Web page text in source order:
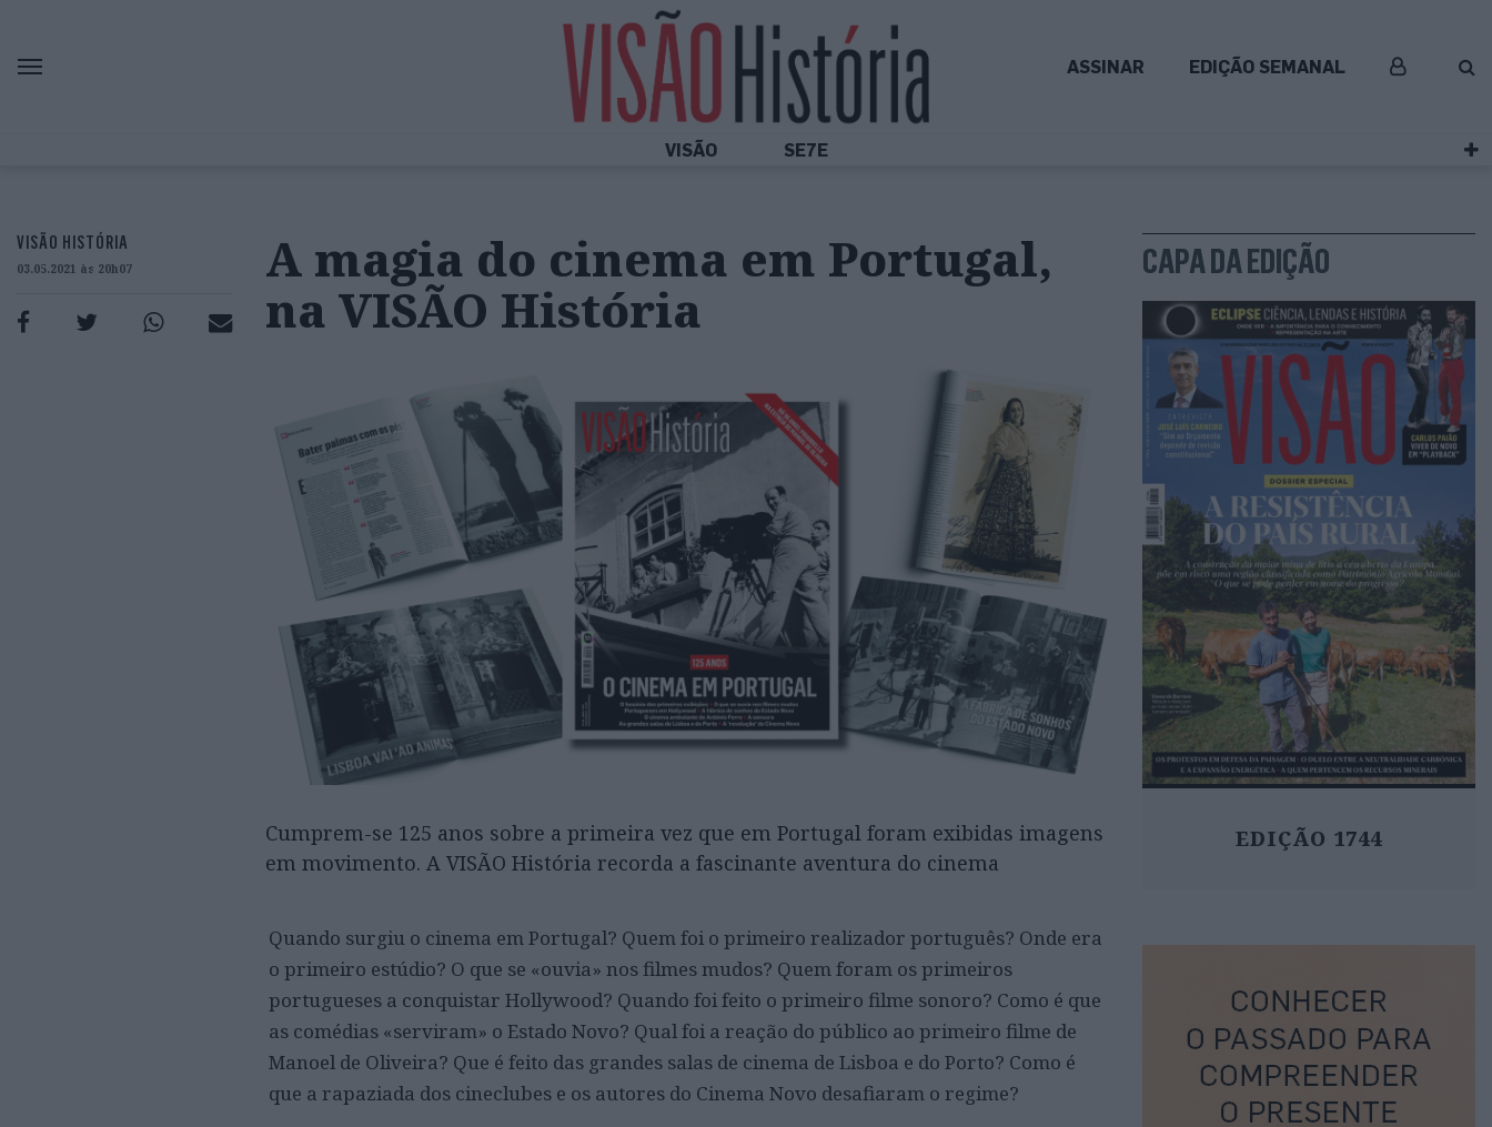
ASSINAR EDIÇÃO SEMANAL
VISÃO SE7E
VISÃO HISTÓRIA
03.05.2021 às 20h07
A magia do cinema em Portugal,
na VISÃO História
Cumprem-se 125 anos sobre a primeira vez que em Portugal foram exibidas imagens
em movimento. A VISÃO História recorda a fascinante aventura do cinema
Quando surgiu o cinema em Portugal? Quem foi o primeiro realizador português? Onde era
o primeiro estúdio? O que se «ouvia» nos filmes mudos? Quem foram os primeiros
portugueses a conquistar Hollywood? Quando foi feito o primeiro filme sonoro? Como é que
as comédias «serviram» o Estado Novo? Qual foi a reação do público ao primeiro filme de
Manoel de Oliveira? Que é feito das grandes salas de cinema de Lisboa e do Porto? Como é
que a rapaziada dos cineclubes e os autores do Cinema Novo desafiaram o regime?
CAPA DA EDIÇÃO
EDIÇÃO 1744